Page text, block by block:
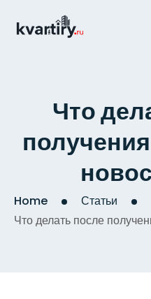
Что
Home
Статьи
Что делать после